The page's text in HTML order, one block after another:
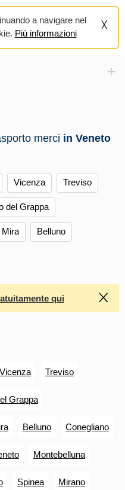
a navigare nel
Più informazioni
+
merci in Veneto
Vicenza Treviso
del Grappa
Mira Belluno
qui
Vicenza Treviso
Grappa
Belluno Conegliano
Montebelluna
Spinea Mirano